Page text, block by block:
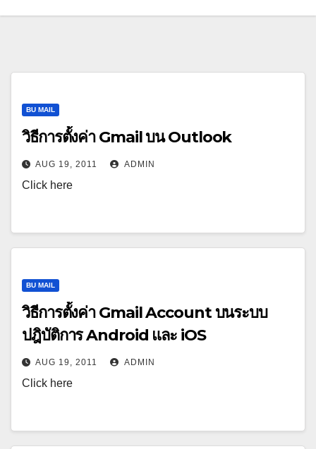
BU MAIL
วิธีการตั้งค่า Gmail บน Outlook
AUG 19, 2011 ADMIN
Click here
BU MAIL
วิธีการตั้งค่า Gmail Account บนระบบ
ปฎิบัติการ Android และ iOS
AUG 19, 2011 ADMIN
Click here